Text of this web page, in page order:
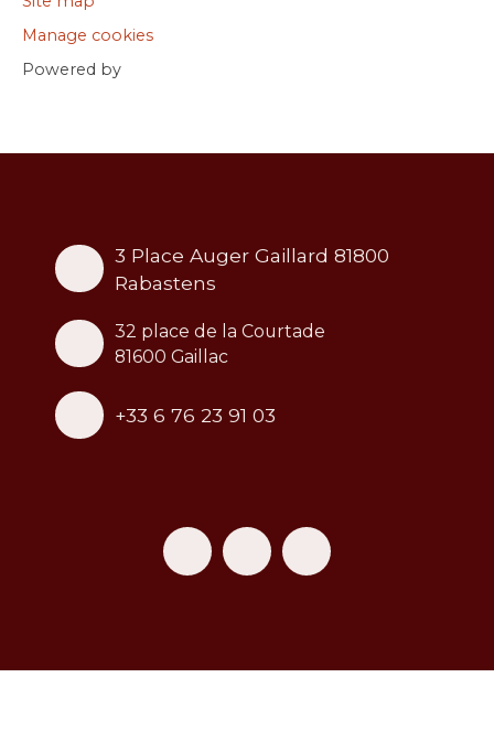
Manage cookies
Powered by
3 Place Auger Gaillard 81800
Rabastens
32 place de la Courtade
81600 Gaillac
+33 6 76 23 91 03